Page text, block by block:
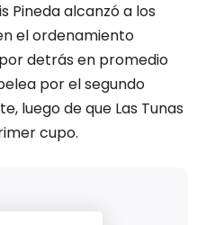
Pineda alcanzó a los
el ordenamiento
detrás en promedio
por el segundo
luego de que Las Tunas
cupo.